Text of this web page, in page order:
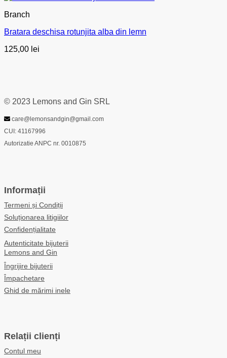
Branch
Bratara deschisa rotunjita alba din lemn
125,00 lei
© 2023 Lemons and Gin SRL
care@lemonsandgin@gmail.com
CUI: 41167996
Autorizatie ANPC nr. 0010875
Informații
Termeni și Condiții
Soluționarea litigiilor
Confidențialitate
Autenticitate bijuterii
Lemons and Gin
Îngrijire bijuterii
Împachetare
Ghid de mărimi inele
Relații clienți
Contul meu